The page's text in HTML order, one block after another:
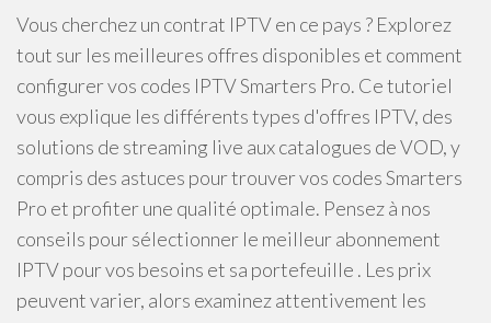
Vous cherchez un contrat IPTV en ce pays ? Explorez
tout sur les meilleures offres disponibles et comment
configurer vos codes IPTV Smarters Pro. Ce tutoriel
vous explique les différents types d'offres IPTV, des
solutions de streaming live aux catalogues de VOD, y
compris des astuces pour trouver vos codes Smarters
Pro et profiter une qualité optimale. Pensez à nos
conseils pour sélectionner le meilleur abonnement
IPTV pour vos besoins et sa portefeuille . Les prix
peuvent varier, alors examinez attentivement les